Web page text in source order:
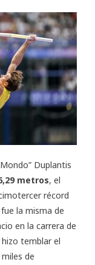
Duplantis
metros, el
récord
la misma de
en la carrera de
temblar el
de